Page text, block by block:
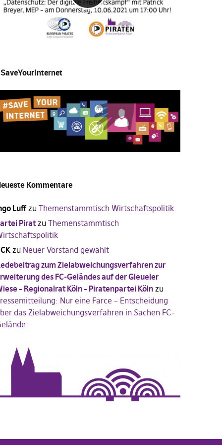
Kommentare
Luffzu Themenstammtisch Wirtschaftspolitik
Piratzu Themenstammtisch
zu Neuer Vorstand gewählt
zum Zielabweichungsverfahren zur
des FC-Geländes auf der Gleueler
– Regionalrat Köln – Piratenpartei Kölnzu
Nur eine Farce – Entscheidung
das Zielabweichungsverfahren in Sachen FC-